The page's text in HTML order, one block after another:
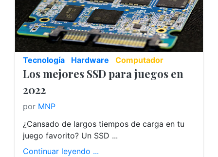
Tecnología Hardware Computador
Los mejores SSD para juegos en
2022
por MNP
¿Cansado de largos tiempos de carga en tu
juego favorito? Un SSD ...
Continuar leyendo ...